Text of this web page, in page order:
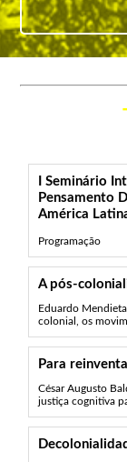
I Seminário
Pensamento
América
Programação
A pós-
Eduardo
colonial, os
Para
César Augusto
justiça cognitiva